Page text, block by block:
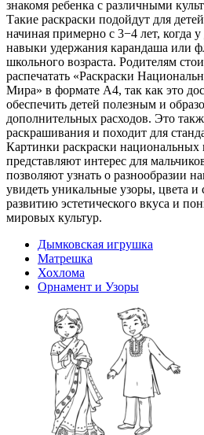
знакомя ребенка с различными
Такие раскраски подойдут для
начиная примерно с 3−4 лет, когда
навыки удержания карандаша или
школьного возраста. Родителям
распечатать «Раскраски
Мира» в формате A4, так как это
обеспечить детей полезным и
дополнительных расходов. Это
раскрашивания и походит для
Картинки раскраски
представляют интерес для
позволяют узнать о разнообразии
увидеть уникальные узоры, цвета и
развитию эстетического вкуса и
мировых культур.
Дымковская игрушка
Матрешка
Хохлома
Орнамент и Узоры